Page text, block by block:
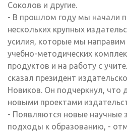
Соколов и другие.
- В прошлом году мы начали
нескольких крупных
усилия, которые мы
учебно-методических
продуктов и на работу с
сказал президент
Новиков. Он подчеркнул, что
новыми проектами
- Появляются новые научные
подходы к образованию, -